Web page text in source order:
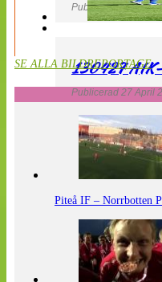
Publicerad 27 April
130427
Publicerad 27 April
SE ALLA BILDREPORTAGE
Piteå IF – Norrbotten